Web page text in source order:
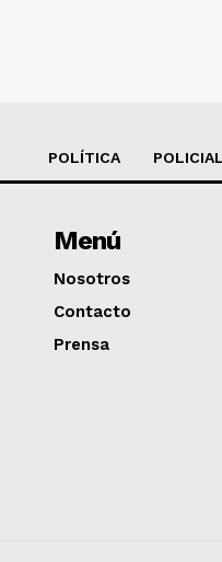
POLÍTICA POLICIAL
Menú
Nosotros
Contacto
Prensa